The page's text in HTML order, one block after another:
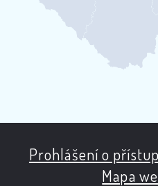
Prohlášení o
Mapa